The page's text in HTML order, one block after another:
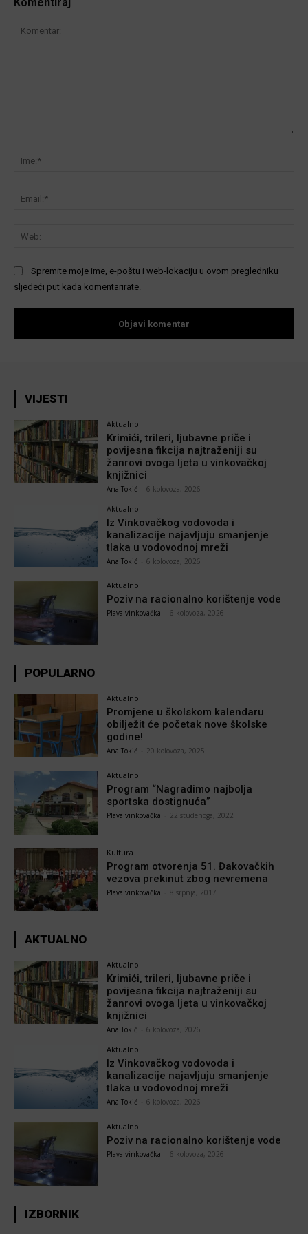
Spremite moje ime, e-poštu i web-lokaciju u ovom pregledniku
sljedeći put kada komentarirate.
VIJESTI
Aktualno
Krimići, trileri, ljubavne priče i
povijesna fikcija najtraženiji su
žanrovi ovoga ljeta u vinkovačkoj
knjižnici
Ana Tokić 6 kolovoza, 2026
Aktualno
Iz Vinkovačkog vodovoda i
kanalizacije najavljuju smanjenje
tlaka u vodovodnoj mreži
Ana Tokić 6 kolovoza, 2026
Aktualno
Poziv na racionalno korištenje vode
Plava vinkovačka 6 kolovoza, 2026
POPULARNO
Aktualno
Promjene u školskom kalendaru
obilježit će početak nove školske
godine!
Ana Tokić 20 kolovoza, 2025
Aktualno
Program “Nagradimo najbolja
sportska dostignuća”
Plava vinkovačka 22 studenoga, 2022
Kultura
Program otvorenja 51. Đakovačkih
vezova prekinut zbog nevremena
Plava vinkovačka 8 srpnja, 2017
AKTUALNO
Aktualno
Krimići, trileri, ljubavne priče i
povijesna fikcija najtraženiji su
žanrovi ovoga ljeta u vinkovačkoj
knjižnici
Ana Tokić 6 kolovoza, 2026
Aktualno
Iz Vinkovačkog vodovoda i
kanalizacije najavljuju smanjenje
tlaka u vodovodnoj mreži
Ana Tokić 6 kolovoza, 2026
Aktualno
Poziv na racionalno korištenje vode
Plava vinkovačka 6 kolovoza, 2026
IZBORNIK